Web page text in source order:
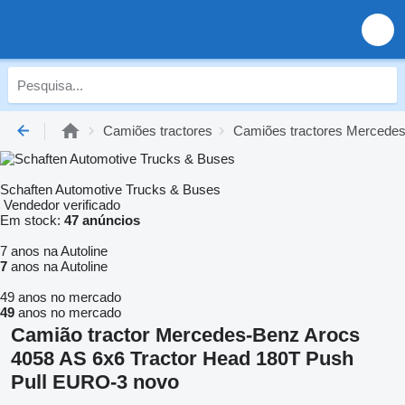
Camiões tractores Camiões tractores
Schaften Automotive Trucks & Buses
Vendedor verificado
Em stock: 47 anúncios
7 anos na Autoline
7 anos na Autoline
49 anos no mercado
49 anos no mercado
Camião tractor Mercedes-Benz Arocs
4058 AS 6x6 Tractor Head 180T Push
Pull EURO-3 novo